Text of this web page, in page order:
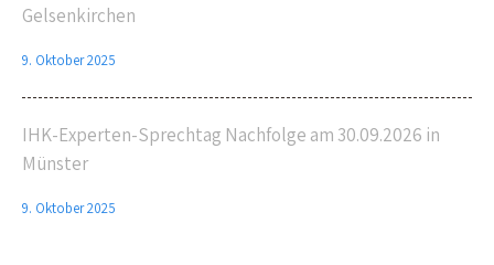
Gelsenkirchen
9. Oktober 2025
IHK-Experten-Sprechtag Nachfolge am 30.09.2026 in
Münster
9. Oktober 2025